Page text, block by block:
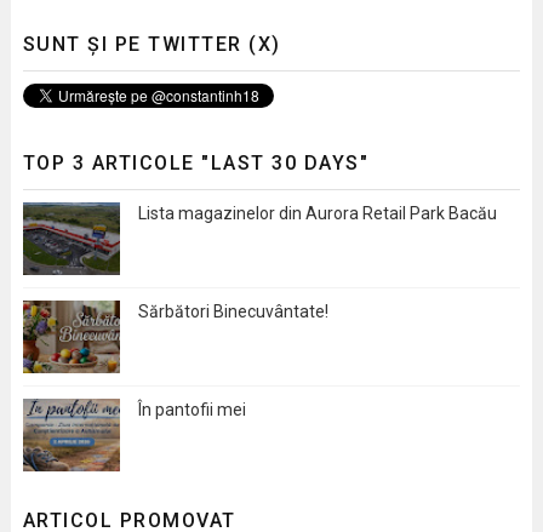
SUNT ȘI PE TWITTER (X)
TOP 3 ARTICOLE "LAST 30 DAYS"
Lista magazinelor din Aurora Retail Park Bacău
Sărbători Binecuvântate!
În pantofii mei
ARTICOL PROMOVAT